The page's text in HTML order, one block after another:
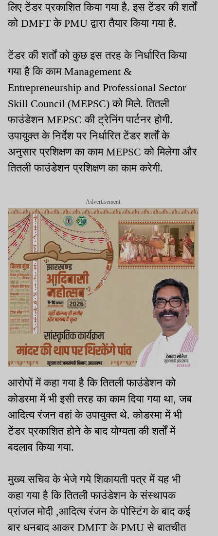
लिए टेंडर प्रकाशित किया गया है. इस टेंडर की शर्तों
को DMFT के PMU द्वारा तैयार किया गया है.
टेंडर की शर्तों को कुछ इस तरह के निर्धारित किया
गया है कि काम Management &
Entrepreneurship and Professional Sector
Skill Council (MEPSC) को मिले. तितली
फाउंडेशन MEPSC की ट्रेनिंग पार्टनर होगी.
उपायुक्त के निर्देश पर निर्धारित टेंडर शर्तों के
अनुसार प्रशिक्षण का काम MEPSC को मिलेगा और
तितली फाउंडेशन प्रशिक्षण का काम करेगी.
Advertisement
आरोपों में कहा गया है कि तितली फाउंडेशन को
कोडरमा में भी इसी तरह का काम दिया गया था, जब
आदित्य रंजन वहां के उपायुक्त थे. कोडरमा में भी
टेंडर प्रकाशित होने के बाद योग्यता की शर्तों में
बदलाव किया गया.
मुख्य सचिव के भेजे गये शिकायती पत्र में यह भी
कहा गया है कि तितली फाउंडेशन के संस्थापक
प्रांजल मोदी ,आदित्य रंजन के पोस्टिंग के बाद कई
बार धनबाद आकर DMFT के PMU से बातचीत